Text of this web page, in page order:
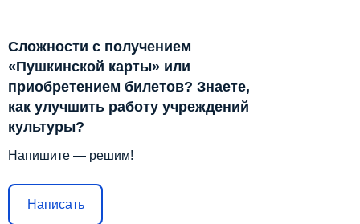
Сложности с получением
«Пушкинской карты» или
приобретением билетов? Знаете,
как улучшить работу учреждений
культуры?
Напишите — решим!
Написать